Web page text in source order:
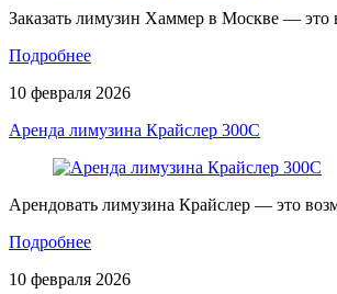
Заказать лимузин Хаммер в Москве —
Подробнее
10 февраля 2026
Аренда лимузина Крайслер 300С
Арендовать лимузина Крайслер — это
Подробнее
10 февраля 2026